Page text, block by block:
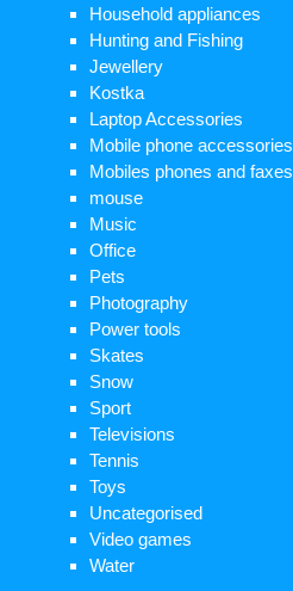
Household appliances
Hunting and Fishing
Jewellery
Kostka
Laptop Accessories
Mobile phone accessories
Mobiles phones and faxes
mouse
Music
Office
Pets
Photography
Power tools
Skates
Snow
Sport
Televisions
Tennis
Toys
Uncategorised
Video games
Water